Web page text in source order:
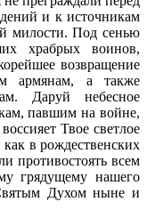
и к источникам
милости. Под сенью
храбрых воинов,
возвращение
армянам, а также
Даруй небесное
павшим на войне,
Твое светлое
в рождественских
противостоять всем
грядущему нашего
Духом ныне и